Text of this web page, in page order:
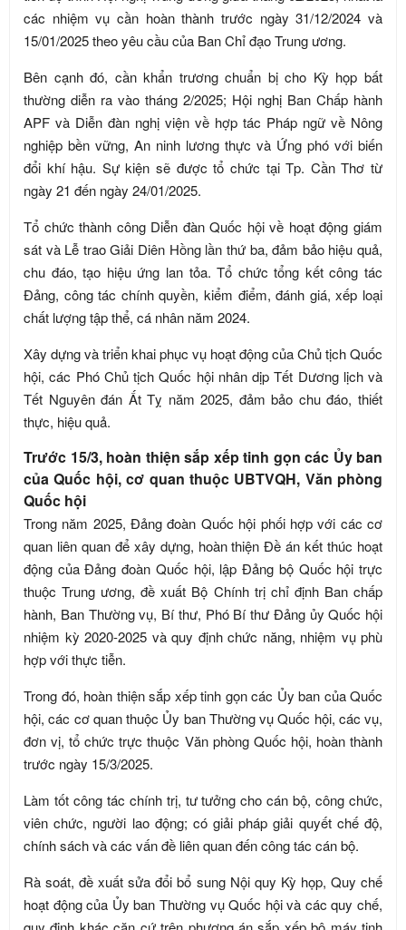
các nhiệm vụ cần hoàn thành trước ngày 31/12/2024 và
15/01/2025 theo yêu cầu của Ban Chỉ đạo Trung ương.
Bên cạnh đó, cần khẩn trương chuẩn bị cho Kỳ họp bất
thường diễn ra vào tháng 2/2025; Hội nghị Ban Chấp hành
APF và Diễn đàn nghị viện về hợp tác Pháp ngữ về Nông
nghiệp bền vững, An ninh lương thực và Ứng phó với biến
đổi khí hậu. Sự kiện sẽ được tổ chức tại Tp. Cần Thơ từ
ngày 21 đến ngày 24/01/2025.
Tổ chức thành công Diễn đàn Quốc hội về hoạt động giám
sát và Lễ trao Giải Diên Hồng lần thứ ba, đảm bảo hiệu quả,
chu đáo, tạo hiệu ứng lan tỏa. Tổ chức tổng kết công tác
Đảng, công tác chính quyền, kiểm điểm, đánh giá, xếp loại
chất lượng tập thể, cá nhân năm 2024.
Xây dựng và triển khai phục vụ hoạt động của Chủ tịch Quốc
hội, các Phó Chủ tịch Quốc hội nhân dịp Tết Dương lịch và
Tết Nguyên đán Ất Tỵ năm 2025, đảm bảo chu đáo, thiết
thực, hiệu quả.
Trước 15/3, hoàn thiện sắp xếp tinh gọn các Ủy ban
của Quốc hội, cơ quan thuộc UBTVQH, Văn phòng
Quốc hội
Trong năm 2025, Đảng đoàn Quốc hội phối hợp với các cơ
quan liên quan để xây dựng, hoàn thiện Đề án kết thúc hoạt
động của Đảng đoàn Quốc hội, lập Đảng bộ Quốc hội trực
thuộc Trung ương, đề xuất Bộ Chính trị chỉ định Ban chấp
hành, Ban Thường vụ, Bí thư, Phó Bí thư Đảng ủy Quốc hội
nhiệm kỳ 2020-2025 và quy định chức năng, nhiệm vụ phù
hợp với thực tiễn.
Trong đó, hoàn thiện sắp xếp tinh gọn các Ủy ban của Quốc
hội, các cơ quan thuộc Ủy ban Thường vụ Quốc hội, các vụ,
đơn vị, tổ chức trực thuộc Văn phòng Quốc hội, hoàn thành
trước ngày 15/3/2025.
Làm tốt công tác chính trị, tư tưởng cho cán bộ, công chức,
viên chức, người lao động; có giải pháp giải quyết chế độ,
chính sách và các vấn đề liên quan đến công tác cán bộ.
Rà soát, đề xuất sửa đổi bổ sung Nội quy Kỳ họp, Quy chế
hoạt động của Ủy ban Thường vụ Quốc hội và các quy chế,